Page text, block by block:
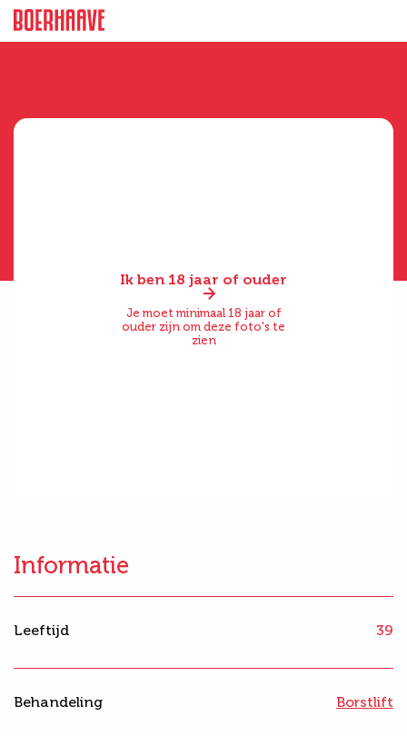
Ik ben 18 jaar of ouder
Je moet minimaal 18 jaar of
ouder zijn om deze foto's te
zien
Informatie
Leeftijd 39
Behandeling Borstlift